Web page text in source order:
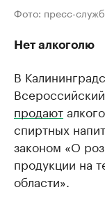
Фото: пресс-
Нет алкоголю
В
продают
спиртных
законом «О
продукции на
области».